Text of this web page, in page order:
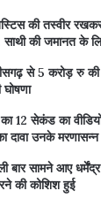
की तस्वीर
साथी की जमानत के
से 5 करोड़ रु
12 सेकंड का
दावा उनके मरणासन्न
बार सामने आए
की कोशिश हुई